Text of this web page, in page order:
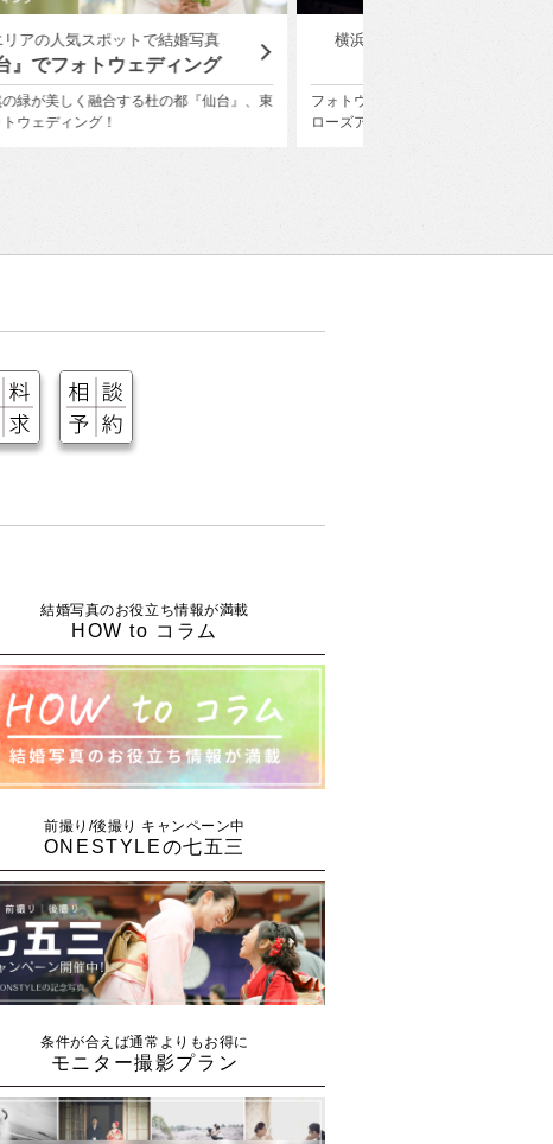
横浜エリアのフォトウェディング・前撮り特集
『横浜』でフォトウェディング。
トウェディング・前撮りで人気のエリア『横浜』にク
ズアップしてその魅力を徹底紹介。
結婚写真のお役立ち情報が満載
HOW to コラム
前撮り/後撮り キャンペーン中
ONESTYLEの七五三
条件が合えば通常よりもお得に
モニター撮影プラン